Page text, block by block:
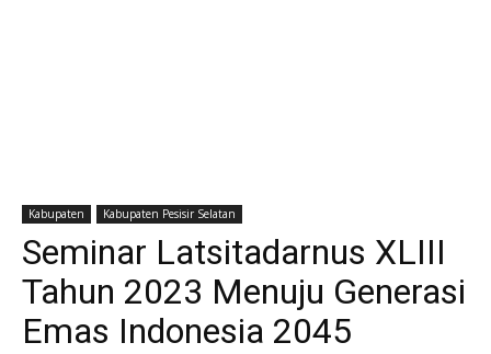
Kabupaten Kabupaten Pesisir Selatan
Seminar Latsitadarnus XLIII
Tahun 2023 Menuju Generasi
Emas Indonesia 2045